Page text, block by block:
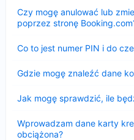
Czy mogę anulować lub
poprzez stronę
Co to jest numer PIN i do
Gdzie mogę znaleźć dane
Jak mogę sprawdzić, ile
Wprowadzam dane karty
obciążona?